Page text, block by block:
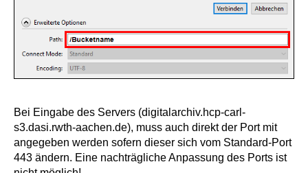
Bei Eingabe des Servers (digitalarchiv.hcp-carl-
s3.dasi.rwth-aachen.de), muss auch direkt der Port mit
angegeben werden sofern dieser sich vom Standard-Port
443 ändern. Eine nachträgliche Anpassung des Ports ist